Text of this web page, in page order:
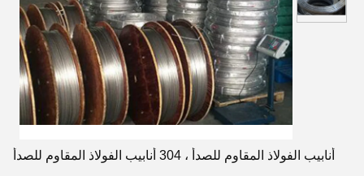
أنابيب الفولاذ المقاوم للصدأ ، 304 أنابيب الفولاذ المقاوم للصدأ